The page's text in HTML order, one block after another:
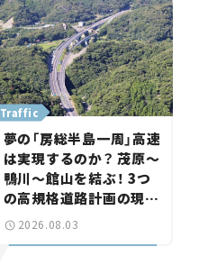
夢の「房総半島一周」高速
は実現するのか？ 茂原～
鴨川～館山を結ぶ！ 3つ
の高規格道路計画の現
状。「館山鴨川道路」で検
Traffic
2026.08.03